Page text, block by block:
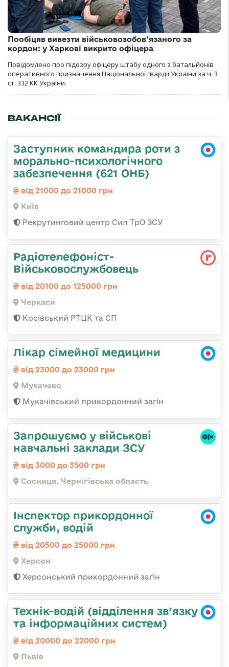
Пообіцяв вивезти військовозобов’язаного за
кордон: у Харкові викрито офіцера
Повідомлено про підозру офіцеру штабу одного з батальйонів
оперативного призначення Національної гвардії України за ч. 3
ст. 332 КК України.
ВАКАНСІЇ
Заступник командира роти з
морально-психологічного
забезпечення (621 ОНБ)
від 21000 до 21000 грн
Київ
Рекрутинговий центр Сил ТрО ЗСУ
Радіотелефоніст-
Військовослужбовець
від 20100 до 125000 грн
Черкаси
Косівський РТЦК та СП
Лікар сімейної медицини
від 23000 до 23000 грн
Мукачево
Мукачівський прикордонний загін
Запрошуємо у військові
навчальні заклади ЗСУ
від 3000 до 3500 грн
Сосниця, Чернігівська область
Інспектор прикордонної
служби, водій
від 20500 до 25000 грн
Херсон
Херсонський прикордонний загін
Технік-водій (відділення зв’язку
та інформаційних систем)
від 20000 до 22000 грн
Львів